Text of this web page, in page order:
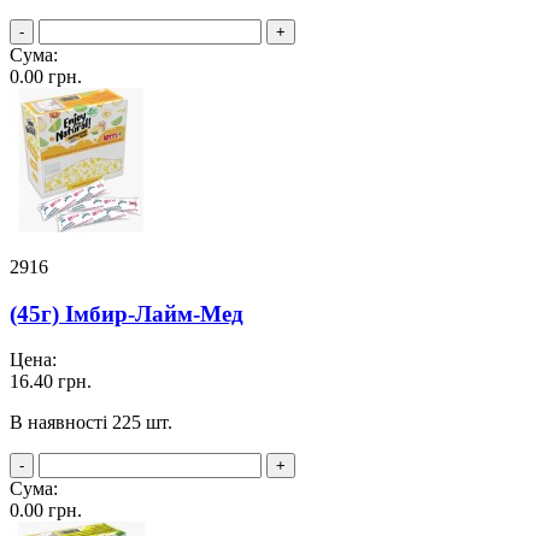
- +
Сума:
0.00 грн.
2916
(45г) Імбир-Лайм-Мед
Цена:
16.40 грн.
В наявності 225 шт.
- +
Сума:
0.00 грн.